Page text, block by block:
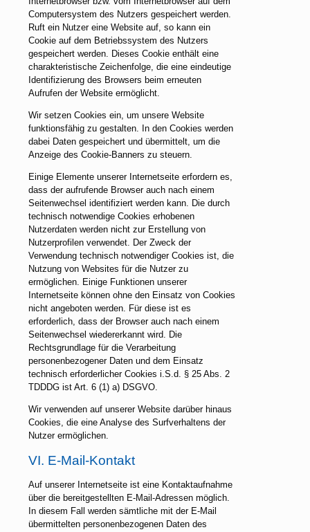
Computersystem des Nutzers gespeichert werden.
Ruft ein Nutzer eine Website auf, so kann ein
Cookie auf dem Betriebssystem des Nutzers
gespeichert werden. Dieses Cookie enthält eine
charakteristische Zeichenfolge, die eine eindeutige
Identifizierung des Browsers beim erneuten
Aufrufen der Website ermöglicht.
Wir setzen Cookies ein, um unsere Website
funktionsfähig zu gestalten. In den Cookies werden
dabei Daten gespeichert und übermittelt, um die
Anzeige des Cookie-Banners zu steuern.
Einige Elemente unserer Internetseite erfordern es,
dass der aufrufende Browser auch nach einem
Seitenwechsel identifiziert werden kann. Die durch
technisch notwendige Cookies erhobenen
Nutzerdaten werden nicht zur Erstellung von
Nutzerprofilen verwendet. Der Zweck der
Verwendung technisch notwendiger Cookies ist, die
Nutzung von Websites für die Nutzer zu
ermöglichen. Einige Funktionen unserer
Internetseite können ohne den Einsatz von Cookies
nicht angeboten werden. Für diese ist es
erforderlich, dass der Browser auch nach einem
Seitenwechsel wiedererkannt wird. Die
Rechtsgrundlage für die Verarbeitung
personenbezogener Daten und dem Einsatz
technisch erforderlicher Cookies i.S.d. § 25 Abs. 2
TDDDG ist Art. 6 (1) a) DSGVO.
Wir verwenden auf unserer Website darüber hinaus
Cookies, die eine Analyse des Surfverhaltens der
Nutzer ermöglichen.
VI. E-Mail-Kontakt
Auf unserer Internetseite ist eine Kontaktaufnahme
über die bereitgestellten E-Mail-Adressen möglich.
In diesem Fall werden sämtliche mit der E-Mail
übermittelten personenbezogenen Daten des